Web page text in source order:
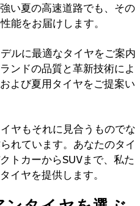
い夏の高速道路でも、その
能をお届けします。
ルに最適なタイヤをご案内
ンドの品質と革新技術によ
よび夏用タイヤをご提案い
ヤもそれに見合うものでな
れています。あなたのタイ
トカーからSUVまで、私た
イヤを提供します。